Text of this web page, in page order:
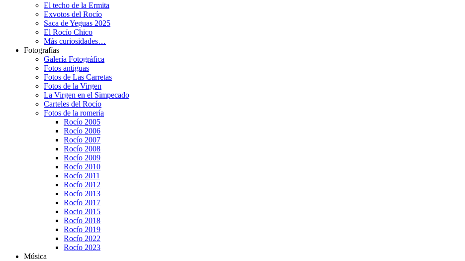
El techo de la Ermita
Exvotos del Rocío
Saca de Yeguas 2025
El Rocío Chico
Más curiosidades…
Fotografías
Galería Fotográfica
Fotos antiguas
Fotos de Las Carretas
Fotos de la Virgen
La Virgen en el Simpecado
Carteles del Rocío
Fotos de la romería
Rocío 2005
Rocío 2006
Rocío 2007
Rocío 2008
Rocío 2009
Rocío 2010
Rocío 2011
Rocío 2012
Rocío 2013
Rocío 2017
Rocio 2015
Rocío 2018
Rocío 2019
Rocío 2022
Rocío 2023
Música